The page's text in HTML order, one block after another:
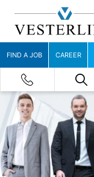
FIND A JOB CAREER